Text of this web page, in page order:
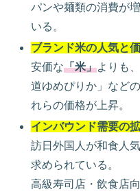
パンや麺類の消費が
いる。
ブランド米の人気と
安価な「米」よりも
道ゆめぴりか」など
れらの価格が上昇。
インバウンド需要の
訪日外国人が和食人
求められている。
高級寿司店・飲食店